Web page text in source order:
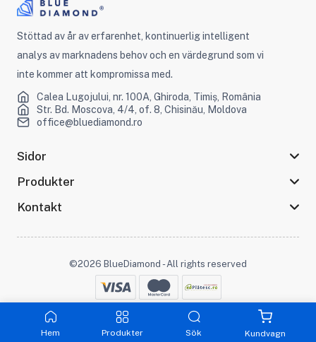
Hem Produkter Sök Kundvagn
Stöttad av år av erfarenhet, kontinuerlig intelligent
analys av marknadens behov och en värdegrund som vi
inte kommer att kompromissa med.
Calea Lugojului, nr. 100A, Ghiroda, Timiș, România
Str. Bd. Moscova, 4/4, of. 8, Chisinău, Moldova
office@bluediamond.ro
Sidor
Produkter
Kontakt
©2026 BlueDiamond - All rights reserved
Håll kontakten :